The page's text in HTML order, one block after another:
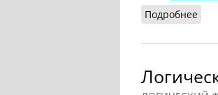
Подробнее